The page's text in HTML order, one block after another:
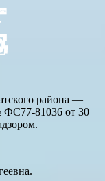
района —
ФС77-81036 от 30